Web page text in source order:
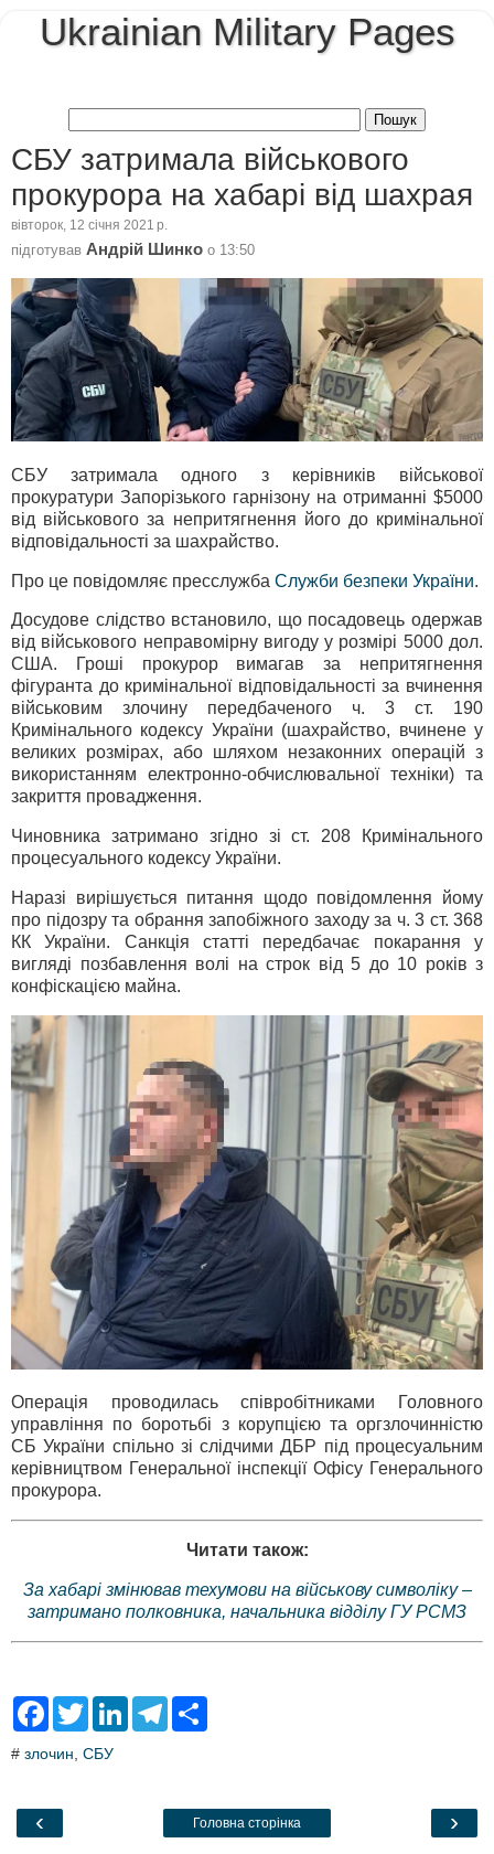
Ukrainian Military Pages
СБУ затримала військового
прокурора на хабарі від шахрая
вівторок, 12 січня 2021 р.
підготував Андрій Шинко о 13:50
СБУ затримала одного з керівників військової
прокуратури Запорізького гарнізону на отриманні $5000
від військового за непритягнення його до кримінальної
відповідальності за шахрайство.
Про це повідомляє пресслужба Служби безпеки України.
Досудове слідство встановило, що посадовець одержав
від військового неправомірну вигоду у розмірі 5000 дол.
США. Гроші прокурор вимагав за непритягнення
фігуранта до кримінальної відповідальності за вчинення
військовим злочину передбаченого ч. 3 ст. 190
Кримінального кодексу України (шахрайство, вчинене у
великих розмірах, або шляхом незаконних операцій з
використанням електронно-обчислювальної техніки) та
закриття провадження.
Чиновника затримано згідно зі ст. 208 Кримінального
процесуального кодексу України.
Наразі вирішується питання щодо повідомлення йому
про підозру та обрання запобіжного заходу за ч. 3 ст. 368
КК України. Санкція статті передбачає покарання у
вигляді позбавлення волі на строк від 5 до 10 років з
конфіскацією майна.
Операція проводилась співробітниками Головного
управління по боротьбі з корупцією та оргзлочинністю
СБ України спільно зі слідчими ДБР під процесуальним
керівництвом Генеральної інспекції Офісу Генерального
прокурора.
Читати також:
За хабарі змінював техумови на військову символіку –
затримано полковника, начальника відділу ГУ РСМЗ
F
e
o
T
t
L
T
a
# злочин СБУ
‹ ›
Головна сторінка